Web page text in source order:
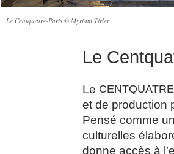
Le Centquatre-Paris © Myriam Tirler
Le
Le CENTQUATRE
et de production
Pensé comme
culturelles
donne accès à